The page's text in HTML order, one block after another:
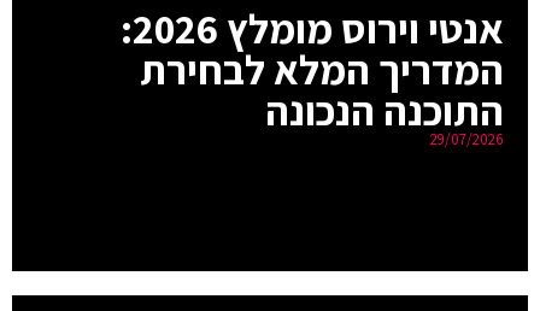
אנטי וירוס מומלץ 2026:
המדריך המלא לבחירת
התוכנה הנכונה
29/07/2026